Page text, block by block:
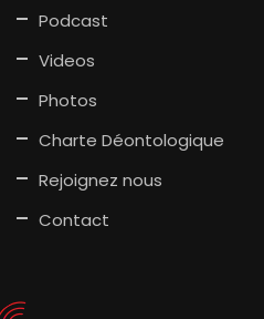
Podcast
Videos
Photos
Charte Déontologique
Rejoignez nous
Contact